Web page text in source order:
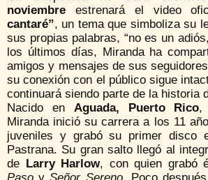
noviembre estrenará el video
cantaré”, un tema que simboliza su
sus propias palabras, “no es un
los últimos días, Miranda ha
amigos y mensajes de sus
su conexión con el público sigue
continuará siendo parte de la historia
Nacido en Aguada, Puerto Rico,
Miranda inició su carrera a los 11
juveniles y grabó su primer disco
Pastrana. Su gran salto llegó al
de Larry Harlow, con quien grabó